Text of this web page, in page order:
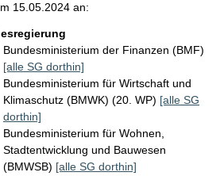
15.05.2024 an:
Bundesministerium der Finanzen (BMF)
[alle SG dorthin]
Bundesministerium für Wirtschaft und
Klimaschutz (BMWK) (20. WP) [alle SG
dorthin]
Bundesministerium für Wohnen,
Stadtentwicklung und Bauwesen
(BMWSB) [alle SG dorthin]